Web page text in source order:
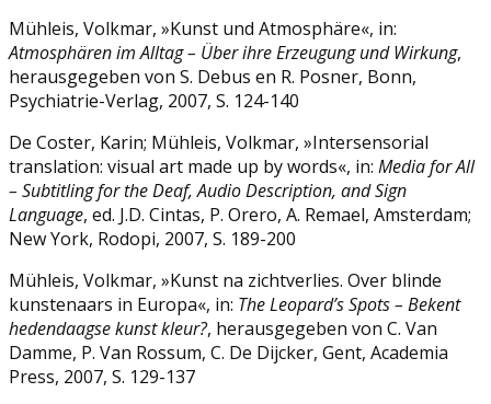
Mühleis, Volkmar, »Kunst und Atmosphäre«, in:
Atmosphären im Alltag – Über ihreErzeugung und Wirkung,
herausgegeben von S. Debus en R. Posner, Bonn,
Psychiatrie-Verlag, 2007, S. 124-140
De Coster, Karin; Mühleis, Volkmar, »Intersensorial
translation: visual art made up by words«, in: Media for All
– Subtitling for the Deaf, Audio Description, and Sign
Language, ed. J.D. Cintas, P. Orero, A. Remael, Amsterdam;
New York, Rodopi, 2007, S. 189-200
Mühleis, Volkmar, »Kunst na zichtverlies. Over blinde
kunstenaars in Europa«, in: TheLeopard’s Spots – Bekent
hedendaagse kunst kleur?, herausgegeben von C. Van
Damme, P. Van Rossum, C. De Dijcker, Gent, Academia
Press, 2007, S. 129-137